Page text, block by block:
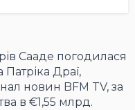
Сааде погодилася
Драї,
новин BFM TV, за
в €1,55 млрд.